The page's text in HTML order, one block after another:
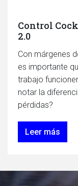
Control
2.0
Con márgenes
es importante
trabajo
notar la
pérdidas?
Leer más